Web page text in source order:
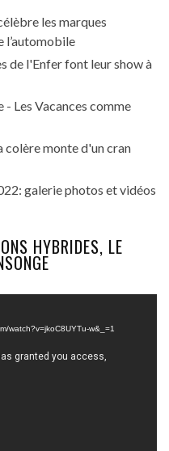
les marques
l’automobile
de l'Enfer font leur show à
- Les Vacances comme
colère monte d'un cran
galerie photos et vidéos
HYBRIDES, LE
watch?v=jkoC8UYTu-w&_=1